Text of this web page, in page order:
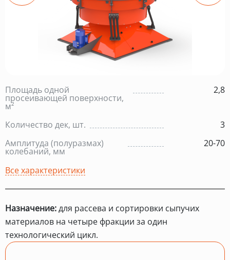
Площадь одной
просеивающей поверхности,
м²
2,8
Количество дек, шт.
3
Амплитуда (полуразмах)
колебаний, мм
20-70
Все характеристики
Назначение:для рассева и сортировки сыпучих
материалов на четыре фракции за один
технологический цикл.